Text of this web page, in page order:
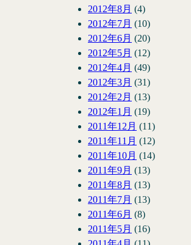
2012年8月 (4)
2012年7月 (10)
2012年6月 (20)
2012年5月 (12)
2012年4月 (49)
2012年3月 (31)
2012年2月 (13)
2012年1月 (19)
2011年12月 (11)
2011年11月 (12)
2011年10月 (14)
2011年9月 (13)
2011年8月 (13)
2011年7月 (13)
2011年6月 (8)
2011年5月 (16)